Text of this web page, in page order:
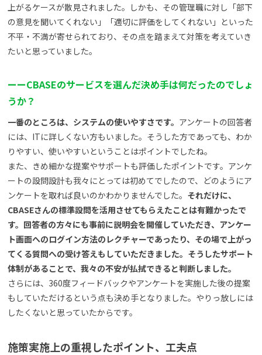
上がるケースが散見されました。しかも、その管理職に対し「部下
の意見を聞いてくれない」「適切に評価をしてくれない」といった
不平・不満が寄せられており、その点を踏まえて対策を考えていき
たいと思っていました。
ーーCBASEのサービスを選んだ決め手は何だったのでしょ
うか？
一番のところは、システムの使いやすさです。 アンケートの回答者
には、ITに詳しくない方もいました。そうした方であっても、わか
りやすい、使いやすいということはポイントでしたね。
また、きめ細かな提案やサポートも評価したポイントです。アンケ
ートの設問設計も我々にとっては初めてでしたので、どのようにア
ンケートを取れば良いのかわかりませんでした。 それだけに、
CBASEさんの標準設問を活用させてもらえたことは有難かったで
す。回答者の方々にも事前に説明会を開催していただき、アンケー
ト画面へのログイン方法のレクチャーであったり、その場で上がっ
てくる質問への受け答えもしていただきました。そうしたサポート
体制があることで、我々の不安が払拭できると判断しました。
さらには、360度フィードバックやアンケートを実施した後の提案
もしていただけるという点も決め手となりました。やりっ放しには
したくないと思っていたからです。
施策実施上の重視したポイント、工夫点